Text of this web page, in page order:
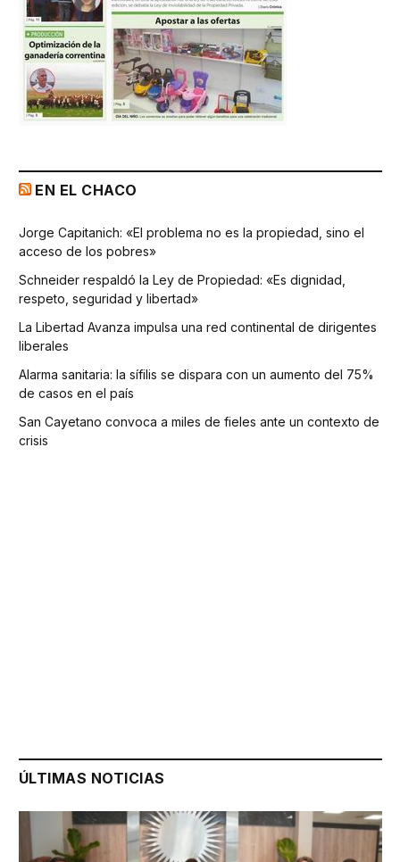
EN EL CHACO
Jorge Capitanich: «El problema no es la propiedad, sino el
acceso de los pobres»
Schneider respaldó la Ley de Propiedad: «Es dignidad,
respeto, seguridad y libertad»
La Libertad Avanza impulsa una red continental de dirigentes
liberales
Alarma sanitaria: la sífilis se dispara con un aumento del 75%
de casos en el país
San Cayetano convoca a miles de fieles ante un contexto de
crisis
ÚLTIMAS NOTICIAS